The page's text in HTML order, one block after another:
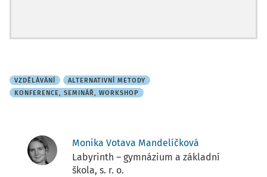
VZDĚLÁVÁNÍ
ALTERNATIVNÍ METODY
KONFERENCE, SEMINÁŘ, WORKSHOP
Monika Votava Mandelíčková
Labyrinth – gymnázium a základní
škola, s. r. o.